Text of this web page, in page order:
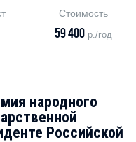
Стоимость
59 400 р./год
народного
Российской